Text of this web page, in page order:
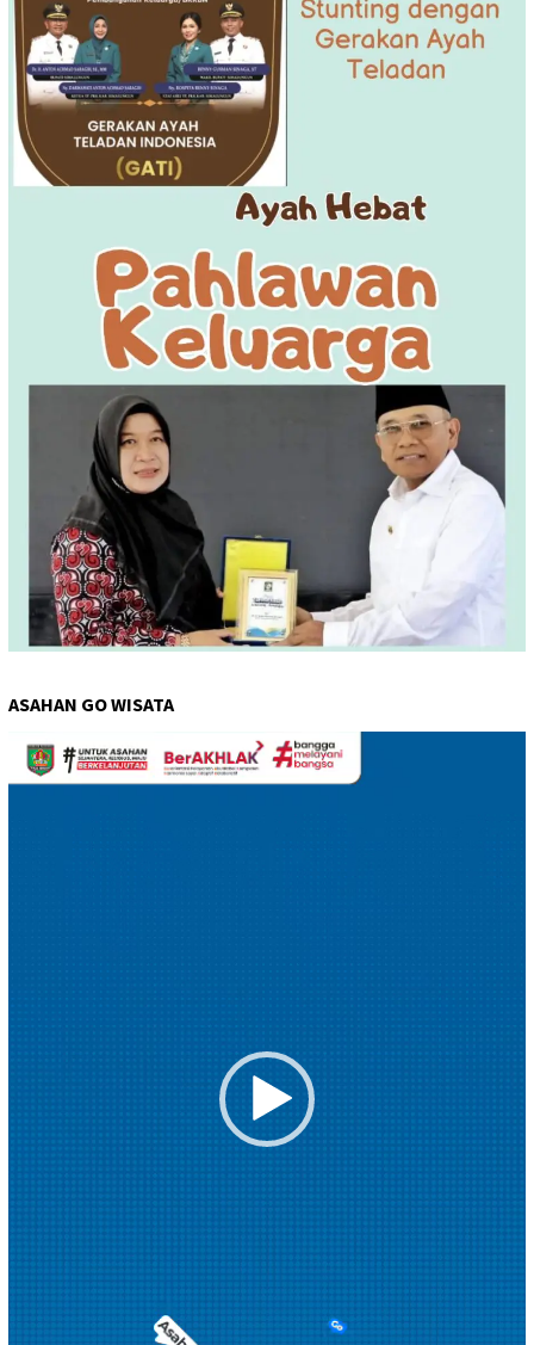
ASAHAN GO WISATA
Pemutar
Video